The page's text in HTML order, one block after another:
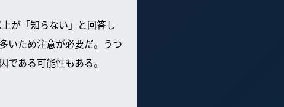
が「知らない」と回答し
いため注意が必要だ。うつ
ある可能性もある。